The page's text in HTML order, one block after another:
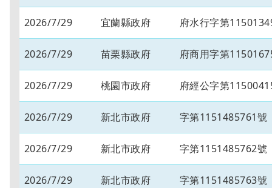
2026/7/29 宜蘭縣政府 府水行字第
2026/7/29 苗栗縣政府 府商用字第
2026/7/29 桃園市政府 府經公字第
2026/7/29 新北市政府 字第1151485761號
2026/7/29 新北市政府 字第1151485762號
2026/7/29 新北市政府 字第1151485763號